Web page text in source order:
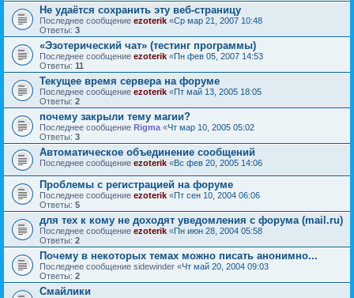
Не удаётся сохранить эту веб-страницу
Последнее сообщение ezoterik «Ср мар 21, 2007 10:48
Ответы: 3
«Эзотерический чат» (тестинг программы)
Последнее сообщение ezoterik «Пн фев 05, 2007 14:53
Ответы: 11
Текущее время сервера на форуме
Последнее сообщение ezoterik «Пт май 13, 2005 18:05
Ответы: 2
почему закрыли тему магии?
Последнее сообщение Rigma «Чт мар 10, 2005 05:02
Ответы: 3
Автоматическое объединение сообщений
Последнее сообщение ezoterik «Вс фев 20, 2005 14:06
Проблемы с регистрацией на форуме
Последнее сообщение ezoterik «Пт сен 10, 2004 06:06
Ответы: 5
для тех к кому не доходят уведомления с форума (mail.ru)
Последнее сообщение ezoterik «Пн июн 28, 2004 05:58
Ответы: 2
Почему в некоторых темах можно писать анонимно...
Последнее сообщение sidewinder «Чт май 20, 2004 09:03
Ответы: 2
Смайлики